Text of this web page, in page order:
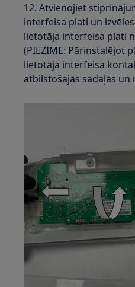
12. Atvienojiet
interfeisa plati un
lietotāja interfeisa plati
(PIEZĪME: Pārinstalējot
lietotāja interfeisa
atbilstošajās sadaļās un